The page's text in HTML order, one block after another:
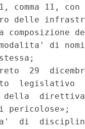
comma 11, con
delle
di
29
legislativo
della
pericolose»;
di